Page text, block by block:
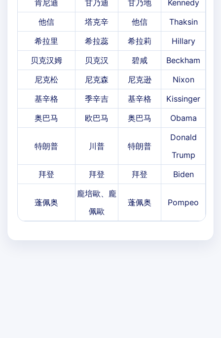
肯尼迪
甘乃迪 甘乃地
Kennedy
他信
塔克辛 他信
Thaksin
希拉里
希拉蕊 希拉莉
Hillary
贝克汉姆
贝克汉 碧咸
Beckham
尼克松
尼克森 尼克逊
Nixon
基辛格
季辛吉 基辛格
Kissinger
奥巴马
欧巴马 奥巴马 Obama
特朗普 川普 特朗普
Donald
Trump
拜登
拜登 拜登 Biden
蓬佩奥
龐培歐、龐
佩歐
蓬佩奥 Pompeo